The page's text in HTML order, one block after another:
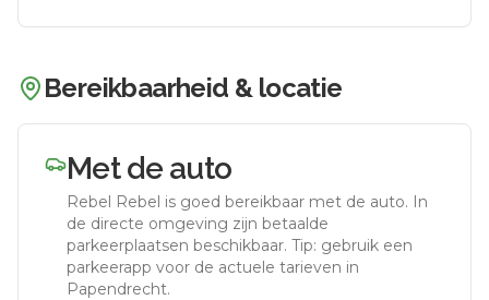
Bereikbaarheid & locatie
Met de auto
Rebel Rebel is goed bereikbaar met de auto. In
de directe omgeving zijn betaalde
parkeerplaatsen beschikbaar. Tip: gebruik een
parkeerapp voor de actuele tarieven in
Papendrecht.